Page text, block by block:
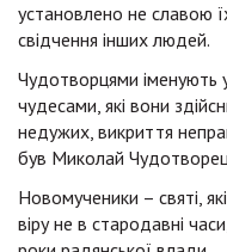
установлено не славою
свідчення інших людей.
Чудотворцями іменують
чудесами, які вони
недужих, викриття
був Миколай
Новомученики – святі,
віру не в стародавні